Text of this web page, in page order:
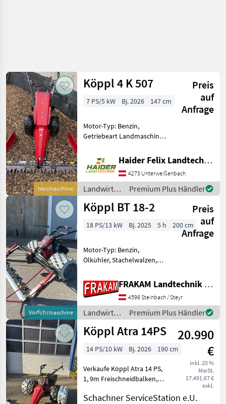
Neumaschine
Köppl 4 K 507
Preis
auf
Anfrage
7 PS/5 kW Bj. 2026 147 cm
Motor-Typ: Benzin,
Getriebeart Landmaschine:
Zylinderanzahl: 1 Zylinder,
Differentialsperre,
Fingerbalken Köppl 4K 510
Baujahr: 2026 5kW/7, 0Ps
4V/3R
Haider Felix Landtechnik-Fachbetrieb e.U.
4273 Unterweißenbach
Landwirtsch.
Motorfahrzeuge
/ Köppl
Premium Plus Händler
Vorführmaschine
Köppl BT 18-2
Preis
auf
Anfrage
18 PS/13 kW Bj. 2025 5 h 200 cm
Motor-Typ: Benzin,
Ölkühler, Stachelwalzen,
Der Bergtalent ist der
leistungsstarke Einachser
für extremste
Einsatzgebiete. Dank
tiefstem Schwerp
FRAKAM Landtechnik GmbH
4596 Steinbach / Steyr
Landwirtsch.
Motorfahrzeuge
/ Köppl
Premium Plus Händler
Köppl Atra 14PS
20.990
€
inkl. 20 %
MwSt.
17.491,67 €
exkl.
14 PS/10 kW Bj. 2026 190 cm
Verkaufe Köppl Atra 14 PS,
1, 9m Freischneidbalken,
reihige Stachelräder
Schachner ServiceStation e.U.